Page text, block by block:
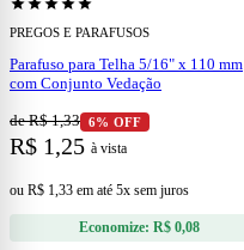
PREGOS E PARAFUSOS
Parafuso para Telha 5/16" x 110 mm
com Conjunto Vedação
de R$ 1,33 6% OFF
R$ 1,25 à vista
ou R$ 1,33 em até 5x sem juros
Economize: R$ 0,08